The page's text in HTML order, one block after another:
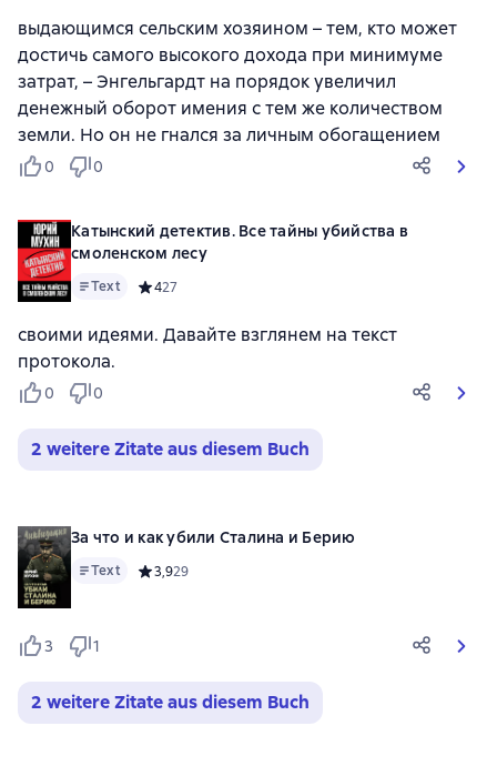
выдающимся сельским хозяином – тем, кто может
достичь самого высокого дохода при минимуме
затрат, – Энгельгардт на порядок увеличил
денежный оборот имения с тем же количеством
земли. Но он не гнался за личным обогащением
0 0
Катынский детектив. Все тайны убийства в
смоленском лесу
Text Средний рейтинг 4 на основе 27 оценок
427
своими идеями. Давайте взглянем на текст
протокола.
0 0
2 weitere Zitate aus diesem Buch
За что и как убили Сталина и Берию
Text Средний рейтинг 3,9 на основе 29 оценок
3,929
3 1
2 weitere Zitate aus diesem Buch